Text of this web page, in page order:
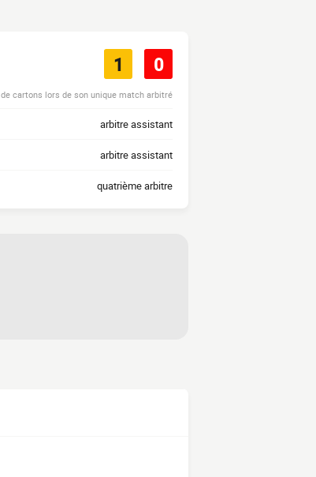
1 0
cartons lors de son unique match arbitré
arbitre assistant
arbitre assistant
quatrième arbitre